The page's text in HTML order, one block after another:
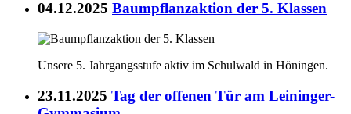
04.12.2025 Baumpflanzaktion der 5. Klassen
Unsere 5. Jahrgangsstufe aktiv im Schulwald in Höningen.
23.11.2025 Tag der offenen Tür am Leininger-